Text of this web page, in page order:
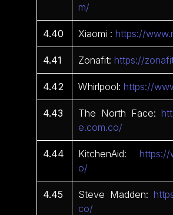
m/
4.40 Xiaomi :https://
4.41 Zonafit:https://
4.42 Whirlpool:https://
4.43 The North Face:
e.com.co/
4.44 KitchenAid:https://
o/
4.45 Steve Madden:
co/